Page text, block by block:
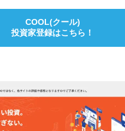
COOL(クール)
投資家登録はこちら！